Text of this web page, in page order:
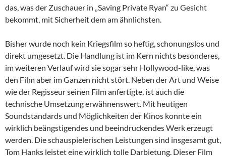
das, was der Zuschauer in „Saving Private Ryan“ zu Gesicht
bekommt, mit Sicherheit dem am ähnlichsten.
Bisher wurde noch kein Kriegsfilm so heftig, schonungslos und
direkt umgesetzt. Die Handlung ist im Kern nichts besonderes,
im weiteren Verlauf wird sie sogar sehr Hollywood-like, was
den Film aber im Ganzen nicht stört. Neben der Art und Weise
wie der Regisseur seinen Film anfertigte, ist auch die
technische Umsetzung erwähnenswert. Mit heutigen
Soundstandards und Möglichkeiten der Kinos konnte ein
wirklich beängstigendes und beeindruckendes Werk erzeugt
werden. Die schauspielerischen Leistungen sind insgesamt gut,
Tom Hanks leistet eine wirklich tolle Darbietung. Dieser Film